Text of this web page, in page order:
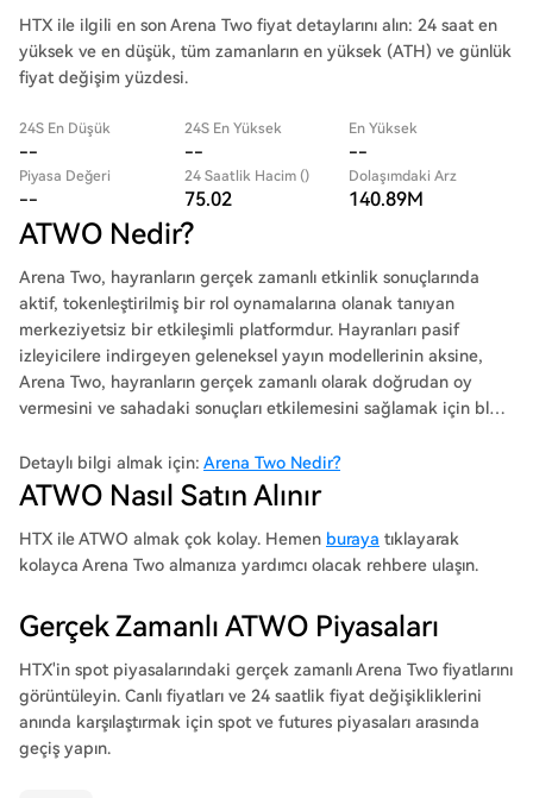
HTX ile ilgili en son Arena Two fiyat detaylarını alın: 24 saat en
yüksek ve en düşük, tüm zamanların en yüksek (ATH) ve günlük
fiyat değişim yüzdesi.
24S En Düşük
--
24S En Yüksek
--
En Yüksek
--
Piyasa Değeri
--
24 Saatlik Hacim ()
75.02
Dolaşımdaki Arz
140.89M
ATWO Nedir?
Arena Two, hayranların gerçek zamanlı etkinlik sonuçlarında
aktif, tokenleştirilmiş bir rol oynamalarına olanak tanıyan
merkeziyetsiz bir etkileşimli platformdur. Hayranları pasif
izleyicilere indirgeyen geleneksel yayın modellerinin aksine,
Arena Two, hayranların gerçek zamanlı olarak doğrudan oy
vermesini ve sahadaki sonuçları etkilemesini sağlamak için blok
Detaylı bilgi almak için: Arena Two Nedir?
ATWO Nasıl Satın Alınır
HTX ile ATWO almak çok kolay. Hemen buraya tıklayarak
kolayca Arena Two almanıza yardımcı olacak rehbere ulaşın.
Gerçek Zamanlı ATWO Piyasaları
HTX'in spot piyasalarındaki gerçek zamanlı Arena Two fiyatlarını
görüntüleyin. Canlı fiyatları ve 24 saatlik fiyat değişikliklerini
anında karşılaştırmak için spot ve futures piyasaları arasında
geçiş yapın.